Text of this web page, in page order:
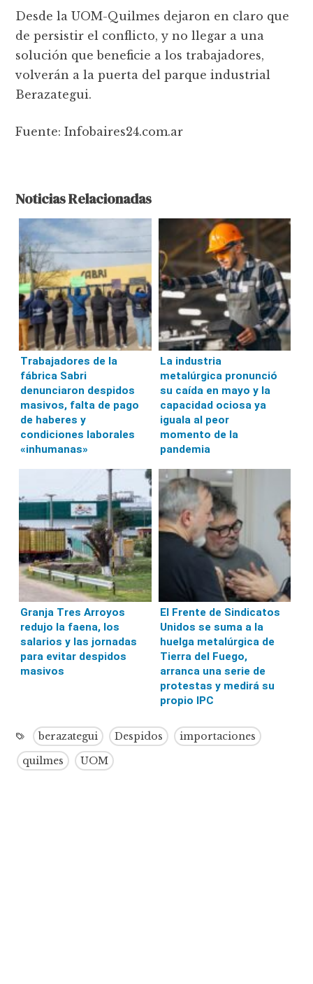
Desde la UOM-Quilmes dejaron en claro que
de persistir el conflicto, y no llegar a una
solución que beneficie a los trabajadores,
volverán a la puerta del parque industrial
Berazategui.
Fuente: Infobaires24.com.ar
Noticias Relacionadas
Trabajadores de la
fábrica Sabri
denunciaron despidos
masivos, falta de pago
de haberes y
condiciones laborales
«inhumanas»
La industria
metalúrgica pronunció
su caída en mayo y la
capacidad ociosa ya
iguala al peor
momento de la
pandemia
Granja Tres Arroyos
redujo la faena, los
salarios y las jornadas
para evitar despidos
masivos
El Frente de Sindicatos
Unidos se suma a la
huelga metalúrgica de
Tierra del Fuego,
arranca una serie de
protestas y medirá su
propio IPC
berazategui Despidos
importaciones
quilmes
UOM